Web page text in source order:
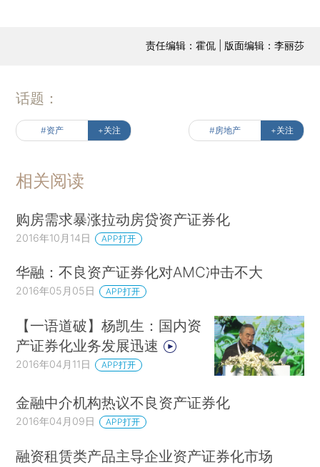
责任编辑：霍侃 | 版面编辑：李丽莎
话题：
#资产 +关注 #房地产 +关注
相关阅读
购房需求暴涨拉动房贷资产证券化
2016年10月14日 APP打开
华融：不良资产证券化对AMC冲击不大
2016年05月05日 APP打开
【一语道破】杨凯生：国内资
产证券化业务发展迅速
2016年04月11日 APP打开
金融中介机构热议不良资产证券化
2016年04月09日 APP打开
融资租赁类产品主导企业资产证券化市场